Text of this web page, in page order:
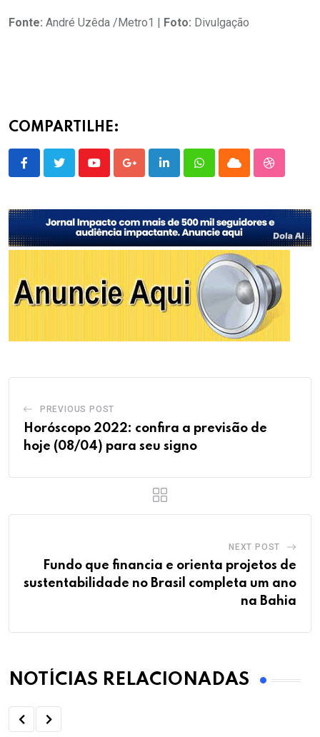
Fonte: André Uzêda /Metro1 | Foto: Divulgação
COMPARTILHE:
YoutubeGoogle+LinkedInWhatsappCloud
PREVIOUS POST
Horóscopo 2022: confira a previsão de
hoje (08/04) para seu signo
NEXT POST
Fundo que financia e orienta projetos de
sustentabilidade no Brasil completa um ano
na Bahia
NOTÍCIAS RELACIONADAS